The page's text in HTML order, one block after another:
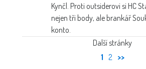
Kynčl. Proti outsiderovi si HC
nejen tři body, ale brankář
konto.
Další stránky
1 2 >>